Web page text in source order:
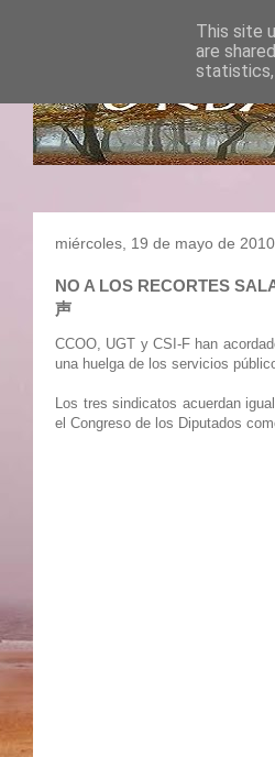
miércoles, 19 de mayo de 2010
NO A LOS RECORTES
声
CCOO, UGT y CSI-F han
una huelga de los servicios
Los tres sindicatos acuerdan
el Congreso de los Diputados
This site
are
statistics,